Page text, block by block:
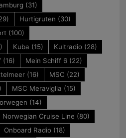
(31)
Hurtigruten (30)
(100)
Kuba (15) Kultradio(28)
(16) Mein Schiff 6(22)
(16) MSC (22)
MSC Meraviglia (15)
(14)
Norwegian Cruise Line (80)
Onboard Radio(18)